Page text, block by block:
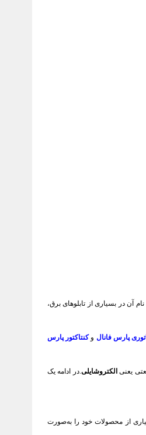
آن در بسیاری از تابلوهای برق،
پارس فانال وکنتاکتور پارس
یعنی الکتروشایلی.در ادامه یک
از محصولات خود را به‌صورت